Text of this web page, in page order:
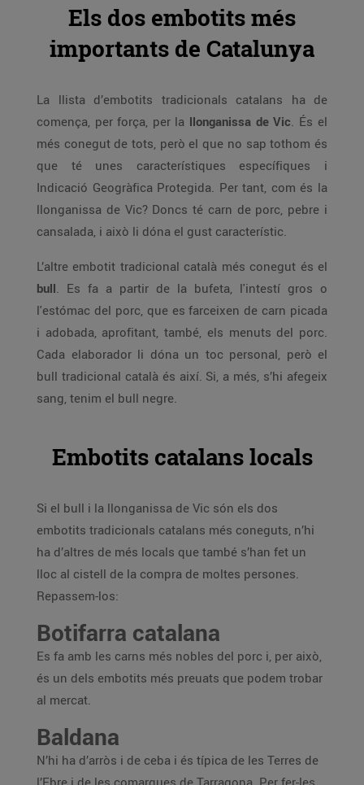
Els dos embotits més
importants de Catalunya
La llista d’embotits tradicionals catalans ha de
comença, per força, per la llonganissa de Vic. És el
més conegut de tots, però el que no sap tothom és
que té unes característiques específiques i
Indicació Geogràfica Protegida. Per tant, com és la
llonganissa de Vic? Doncs té carn de porc, pebre i
cansalada, i això li dóna el gust característic.
L’altre embotit tradicional català més conegut és el
bull. Es fa a partir de la bufeta, l'intestí gros o
l'estómac del porc, que es farceixen de carn picada
i adobada, aprofitant, també, els menuts del porc.
Cada elaborador li dóna un toc personal, però el
bull tradicional català és així. Si, a més, s’hi afegeix
sang, tenim el bull negre.
Embotits catalans locals
Si el bull i la llonganissa de Vic són els dos
embotits tradicionals catalans més coneguts, n’hi
ha d’altres de més locals que també s’han fet un
lloc al cistell de la compra de moltes persones.
Repassem-los:
Botifarra catalana
Es fa amb les carns més nobles del porc i, per això,
és un dels embotits més preuats que podem trobar
al mercat.
Baldana
N’hi ha d’arròs i de ceba i és típica de les Terres de
l’Ebre i de les comarques de Tarragona. Per fer-les,